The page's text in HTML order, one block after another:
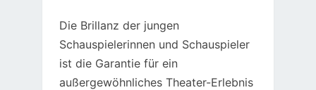
Die Brillanz der jungen
Schauspielerinnen und Schauspieler
ist die Garantie für ein
außergewöhnliches Theater-Erlebnis